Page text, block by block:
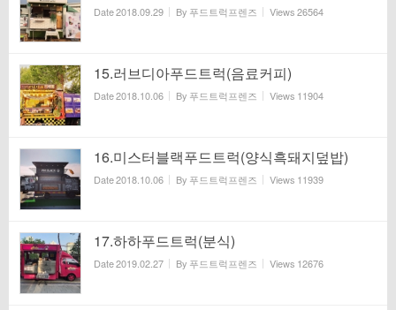
Date2018.09.29 By 푸드트럭프렌즈 Views26564
15.러브디아푸드트럭(음료커피)
Date2018.10.06 By 푸드트럭프렌즈 Views 11904
16.미스터블랙푸드트럭(양식흑돼지덮밥)
Date2018.10.06 By 푸드트럭프렌즈 Views 11939
17.하하푸드트럭(분식)
Date2019.02.27 By 푸드트럭프렌즈 Views 12676